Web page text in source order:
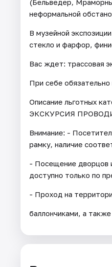
(Бельведер,
неформальной
В музейной
стекло и фарфор,
Вас ждет: трассовая
При себе
Описание льготных
ЭКСКУРСИЯ
Внимание: -
рамку, наличие
- Посещение дворцов
доступно только по
- Проход на
баллончиками, а